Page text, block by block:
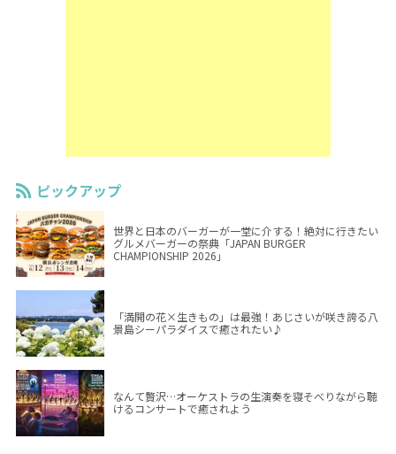
ピックアップ
世界と日本のバーガーが一堂に介する！絶対に行きたい
グルメバーガーの祭典「JAPAN BURGER
CHAMPIONSHIP 2026」
「満開の花×生きもの」は最強！あじさいが咲き誇る八
景島シーパラダイスで癒されたい♪
なんて贅沢…オーケストラの生演奏を寝そべりながら聴
けるコンサートで癒されよう